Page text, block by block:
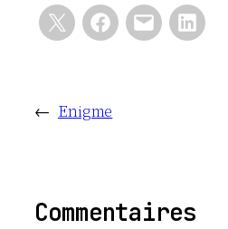
← Enigme
Commentaires